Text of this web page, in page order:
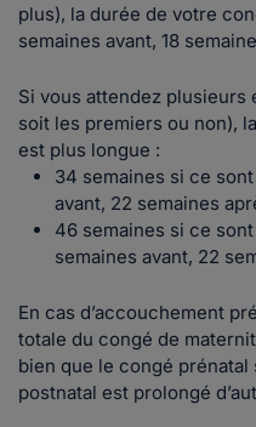
plus), la durée de votre
semaines avant, 18
Si vous attendez plusieurs
soit les premiers ou non),
est plus longue :
34 semaines si ce
avant, 22 semaines
46 semaines si ce
semaines avant, 22
En cas d’accouchement
totale du congé de
bien que le congé
postnatal est prolongé